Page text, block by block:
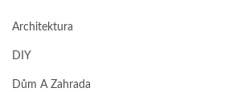
Architektura
DIY
Dům A Zahrada